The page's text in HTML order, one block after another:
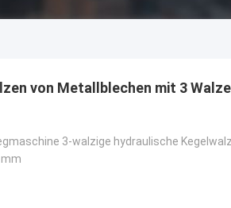
von Metallblechen mit 3
3-walzige hydraulische